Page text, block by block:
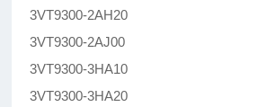
3VT9300-2AH20
3VT9300-2AJ00
3VT9300-3HA10
3VT9300-3HA20